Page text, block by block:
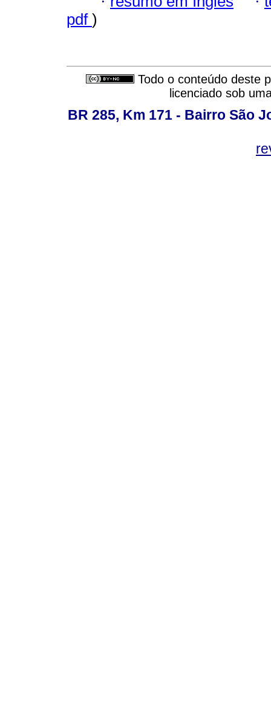
pdf )
Todo o conteúdo deste
licenciado sob
BR 285, Km 171 - Bairro São